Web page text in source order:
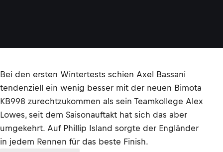
Bei den ersten Wintertests schien Axel Bassani
tendenziell ein wenig besser mit der neuen Bimota
KB998 zurechtzukommen als sein Teamkollege Alex
Lowes, seit dem Saisonauftakt hat sich das aber
umgekehrt. Auf Phillip Island sorgte der Engländer
in jedem Rennen für das beste Finish.